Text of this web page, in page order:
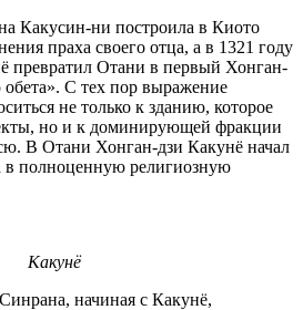
Какусин-ни построила в Киото
праха своего отца, а в 1321 году
превратил Отани в первый Хонган-
обета». С тех пор выражение
не только к зданию, которое
но и к доминирующей фракции
В Отани Хонган-дзи Какунё начал
в полноценную религиозную
Какунё
начиная с Какунё,